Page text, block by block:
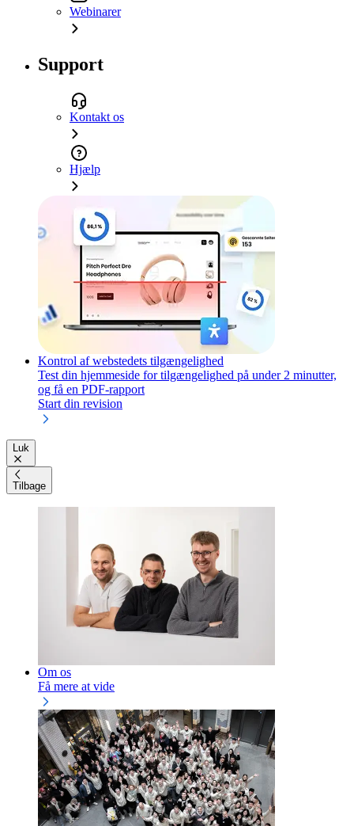
Webinarer
Support
Kontakt os
Hjælp
Kontrol af webstedets tilgængelighed
Test din hjemmeside for tilgængelighed på under 2 minutter,
og få en PDF-rapport
Start din revision
Luk
Tilbage
Om os
Få mere at vide